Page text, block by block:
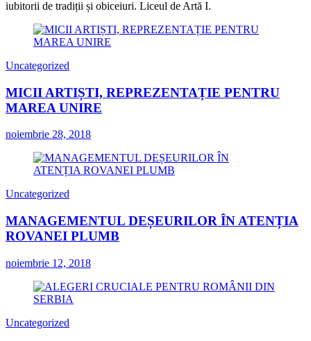
iubitorii de tradiții și obiceiuri. Liceul de Artă I.
Uncategorized
MICII ARTIȘTI, REPREZENTAȚIE PENTRU
MAREA UNIRE
noiembrie 28, 2018
Uncategorized
MANAGEMENTUL DEȘEURILOR ÎN ATENȚIA
ROVANEI PLUMB
noiembrie 12, 2018
Uncategorized